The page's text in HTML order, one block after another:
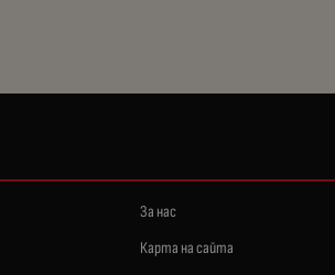
За нас
Карта на сайта